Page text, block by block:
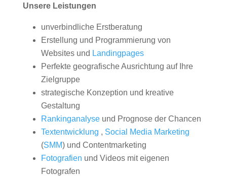
Unsere Leistungen
unverbindliche Erstberatung
Erstellung und Programmierung von
Websites und Landingpages
Perfekte geografische Ausrichtung auf Ihre
Zielgruppe
strategische Konzeption und kreative
Gestaltung
Rankinganalyseund Prognose der Chancen
Textentwicklung , Social Media Marketing
(SMM) und Contentmarketing
Fotografien und Videos mit eigenen
Fotografen